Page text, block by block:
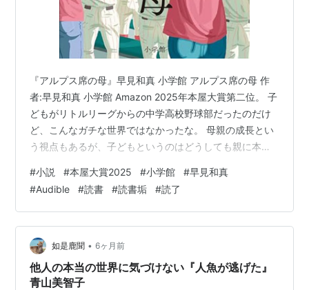
『アルプス席の母』早見和真 小学館 アルプス席の母 作
者:早見和真 小学館 Amazon 2025年本屋大賞第二位。 子
どもがリトルリーグからの中学高校野球部だったのだけ
ど、こんなガチな世界ではなかったな。 母親の成長とい
う視点もあるが、子どもというのはどうしても親に本当
た。自分も親に本当の姿の少しも見せてこなかったし、
自分の子どもも本当はそうなんだろうと改めて思った。
親であれば子どもに寄り添い、自分も犠牲にしてもとい
う気持ちがあるのはそうだ。でもそうしなければいけな
いと自分を縛っているのも自分の思いなんだな。そして
いかなる親の選択（態度の選…
#小説 #本屋大賞2025 #小学館 #早見和真
#Audible #読書 #読書垢 #読了
如是鹿聞 • 6ヶ月前
他人の本当の世界に気づけない『人魚が逃げた』
青山美智子